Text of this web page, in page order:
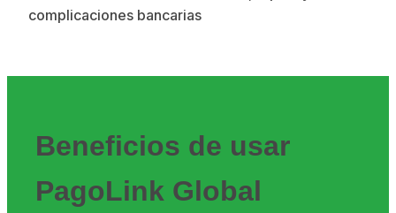
complicaciones bancarias
Beneficios de usar
PagoLink Global